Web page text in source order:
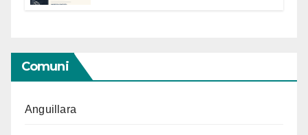
Comuni
Anguillara